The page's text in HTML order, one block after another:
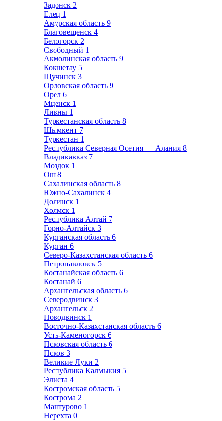
Задонск 2
Елец 1
Амурская область 9
Благовещенск 4
Белогорск 2
Свободный 1
Акмолинская область 9
Кокшетау 5
Щучинск 3
Орловская область 9
Орел 6
Мценск 1
Ливны 1
Туркестанская область 8
Шымкент 7
Туркестан 1
Республика Северная Осетия — Алания 8
Владикавказ 7
Моздок 1
Ош 8
Сахалинская область 8
Южно-Сахалинск 4
Долинск 1
Холмск 1
Республика Алтай 7
Горно-Алтайск 3
Курганская область 6
Курган 6
Северо-Казахстанская область 6
Петропавловск 5
Костанайская область 6
Костанай 6
Архангельская область 6
Северодвинск 3
Архангельск 2
Новодвинск 1
Восточно-Казахстанская область 6
Усть-Каменогорск 6
Псковская область 6
Псков 3
Великие Луки 2
Республика Калмыкия 5
Элиста 4
Костромская область 5
Кострома 2
Мантурово 1
Нерехта 0